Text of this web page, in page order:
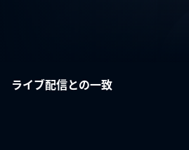
ライブ配信との一致